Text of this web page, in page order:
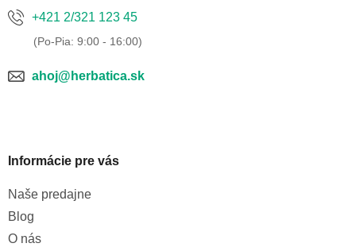
+421 2/321 123 45
ahoj@herbatica.sk
Informácie pre vás
Naše predajne
Blog
O nás